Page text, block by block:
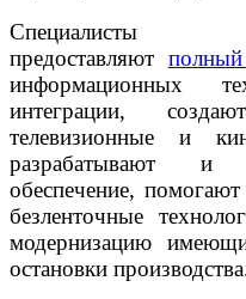
предоставляют
информационных
интеграции,
телевизионные и
разрабатывают и
обеспечение,
безленточные
модернизацию
остановки